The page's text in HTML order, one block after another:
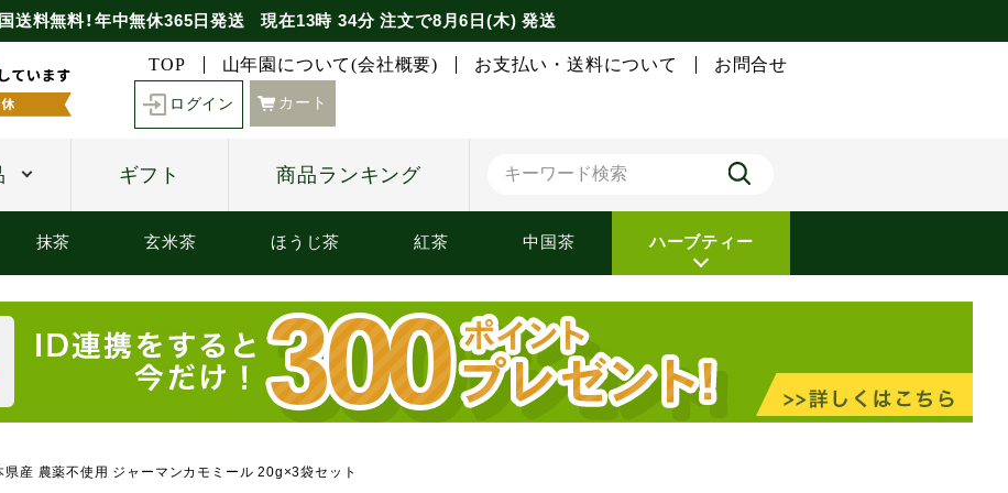
送料無料！年中無休365日発送 現在13時 34分注文で8月6日(木) 発送
TOP 山年園について(会社概要) お支払い・送料について お問合せ
ログイン カート
ギフト 商品ランキング
抹茶 玄米茶 ほうじ茶 紅茶 中国茶 ハーブティー
本県産 農薬不使用 ジャーマンカモミール 20g×3袋セット